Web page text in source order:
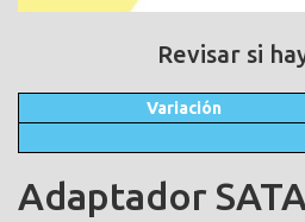
Revisar si
Variación
Adaptador